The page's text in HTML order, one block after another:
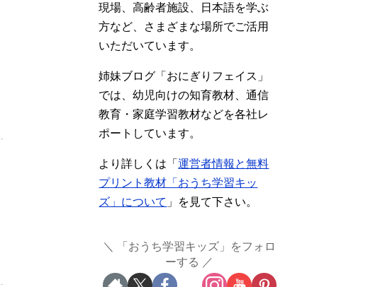
現場、高齢者施設、日本語を学ぶ
方など、さまざまな場所でご活用
いただいています。
姉妹ブログ「おにぎりフェイス」
では、幼児向けの知育教材、通信
教育・家庭学習教材などを各社レ
ポートしています。
より詳しくは「運営者情報と無料
プリント教材「おうち学習キッ
ズ」について 」を見て下さい。
「おうち学習キッズ」をフォロ
ーする